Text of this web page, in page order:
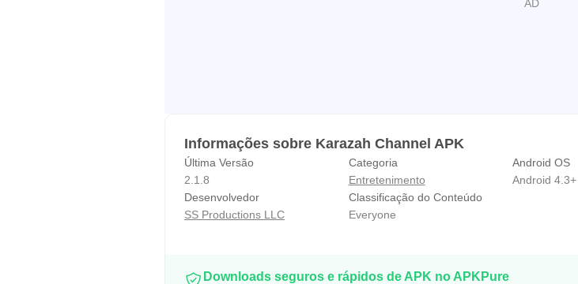
impacto significativo no crescimento e na atitude deles em relação à
Informações sobre Karazah Channel APK
Última Versão
2.1.8
Categoria
Entretenimento
Android OS
Android 4.3+
Desenvolvedor
SS Productions LLC
Classificação do Conteúdo
Everyone
Downloads seguros e rápidos de APK no APKPure